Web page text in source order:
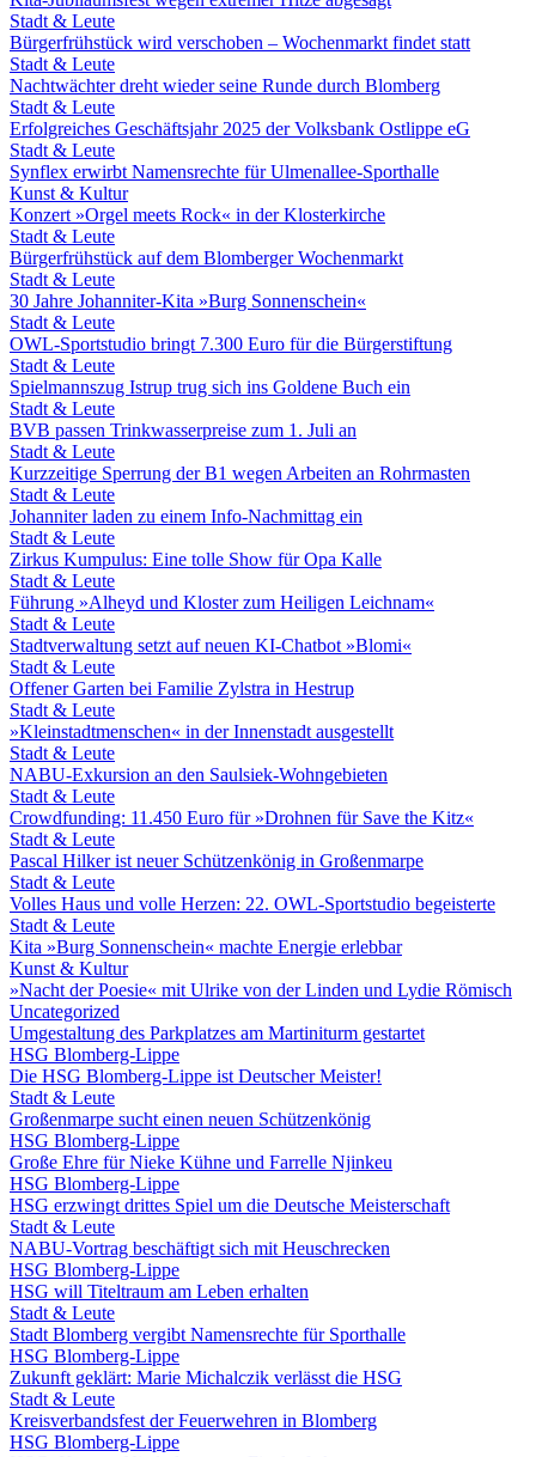
Stadt & Leute
Bürgerfrühstück wird verschoben – Wochenmarkt findet statt
Stadt & Leute
Nachtwächter dreht wieder seine Runde durch Blomberg
Stadt & Leute
Erfolgreiches Geschäftsjahr 2025 der Volksbank Ostlippe eG
Stadt & Leute
Synflex erwirbt Namensrechte für Ulmenallee-Sporthalle
Kunst & Kultur
Konzert »Orgel meets Rock« in der Klosterkirche
Stadt & Leute
Bürgerfrühstück auf dem Blomberger Wochenmarkt
Stadt & Leute
30 Jahre Johanniter-Kita »Burg Sonnenschein«
Stadt & Leute
OWL-Sportstudio bringt 7.300 Euro für die Bürgerstiftung
Stadt & Leute
Spielmannszug Istrup trug sich ins Goldene Buch ein
Stadt & Leute
BVB passen Trinkwasserpreise zum 1. Juli an
Stadt & Leute
Kurzzeitige Sperrung der B1 wegen Arbeiten an Rohrmasten
Stadt & Leute
Johanniter laden zu einem Info-Nachmittag ein
Stadt & Leute
Zirkus Kumpulus: Eine tolle Show für Opa Kalle
Stadt & Leute
Führung »Alheyd und Kloster zum Heiligen Leichnam«
Stadt & Leute
Stadtverwaltung setzt auf neuen KI-Chatbot »Blomi«
Stadt & Leute
Offener Garten bei Familie Zylstra in Hestrup
Stadt & Leute
»Kleinstadtmenschen« in der Innenstadt ausgestellt
Stadt & Leute
NABU-Exkursion an den Saulsiek-Wohngebieten
Stadt & Leute
Crowdfunding: 11.450 Euro für »Drohnen für Save the Kitz«
Stadt & Leute
Pascal Hilker ist neuer Schützenkönig in Großenmarpe
Stadt & Leute
Volles Haus und volle Herzen: 22. OWL-Sportstudio begeisterte
Stadt & Leute
Kita »Burg Sonnenschein« machte Energie erlebbar
Kunst & Kultur
»Nacht der Poesie« mit Ulrike von der Linden und Lydie Römisch
Uncategorized
Umgestaltung des Parkplatzes am Martiniturm gestartet
HSG Blomberg-Lippe
Die HSG Blomberg-Lippe ist Deutscher Meister!
Stadt & Leute
Großenmarpe sucht einen neuen Schützenkönig
HSG Blomberg-Lippe
Große Ehre für Nieke Kühne und Farrelle Njinkeu
HSG Blomberg-Lippe
HSG erzwingt drittes Spiel um die Deutsche Meisterschaft
Stadt & Leute
NABU-Vortrag beschäftigt sich mit Heuschrecken
HSG Blomberg-Lippe
HSG will Titeltraum am Leben erhalten
Stadt & Leute
Stadt Blomberg vergibt Namensrechte für Sporthalle
HSG Blomberg-Lippe
Zukunft geklärt: Marie Michalczik verlässt die HSG
Stadt & Leute
Kreisverbandsfest der Feuerwehren in Blomberg
HSG Blomberg-Lippe